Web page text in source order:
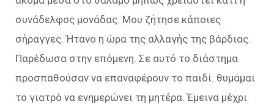
συνάδελφος μονάδας. Μου ζήτησε κάποιες
σήραγγες. Ήτανο η ώρα της αλλαγής της βάρδιας.
Παρέδωσα στην επόμενη. Σε αυτό το διάστημα
προσπαθούσαν να επαναφέρουν το παιδί. θυμάμαι
το γιατρό να ενημερώνει τη μητέρα. Έμεινα μέχρι